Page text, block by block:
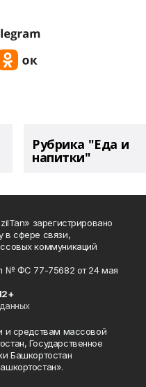
Рубрика "Еда и
напитки"
зарегистрировано
в сфере связи,
коммуникаций
№ ФС 77-75682 от 24 мая
и средствам массовой
Государственное
Башкортостан